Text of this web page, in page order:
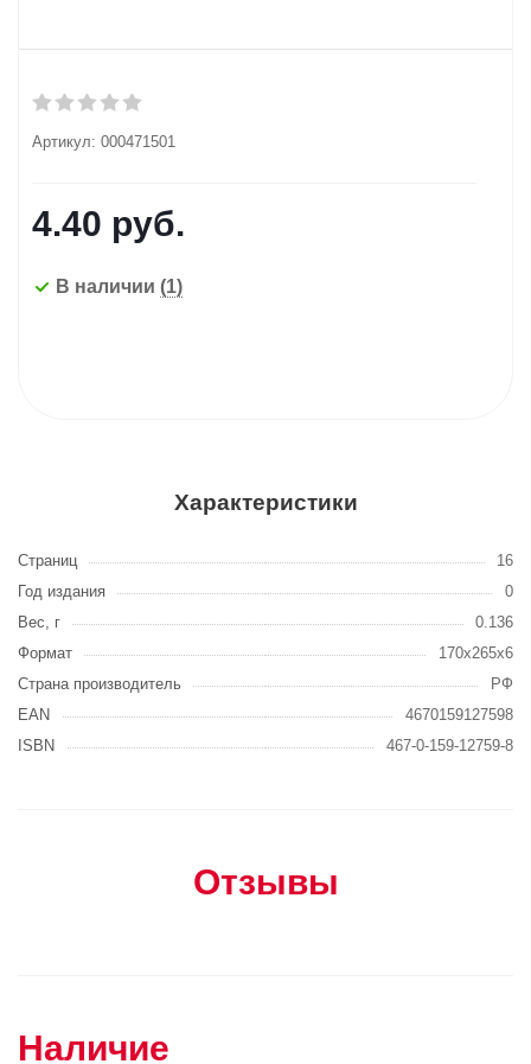
Артикул: 000471501
4.40 руб.
В наличии (1)
Характеристики
Страниц
16
Год издания
0
Вес, г
0.136
Формат
170х265х6
Страна производитель
РФ
EAN
4670159127598
ISBN
467-0-159-12759-8
Отзывы
Наличие